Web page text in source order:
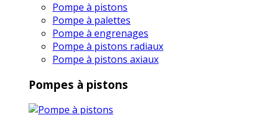
Pompe à pistons
Pompe à palettes
Pompe à engrenages
Pompe à pistons radiaux
Pompe à pistons axiaux
Pompes à pistons